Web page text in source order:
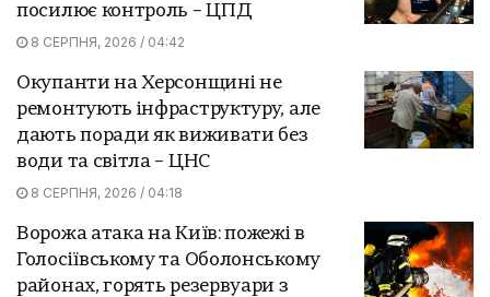
посилює контроль – ЦПД
8 СЕРПНЯ, 2026 / 04:42
Окупанти на Херсонщині не
ремонтують інфраструктуру, але
дають поради як виживати без
води та світла – ЦНС
8 СЕРПНЯ, 2026 / 04:18
Ворожа атака на Київ: пожежі в
Голосіївському та Оболонському
районах, горять резервуари з